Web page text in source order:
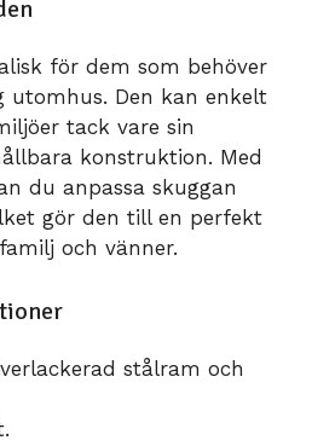
för dem som behöver
utomhus. Den kan enkelt
tack vare sin
konstruktion. Med
du anpassa skuggan
gör den till en perfekt
och vänner.
stålram och